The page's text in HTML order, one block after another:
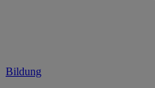
Bildung